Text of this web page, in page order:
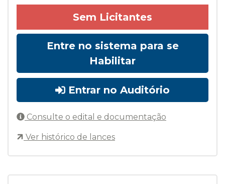
Sem Licitantes
Entre no sistema para se
Habilitar
Entrar no Auditório
Consulte o edital e documentação
Ver histórico de lances